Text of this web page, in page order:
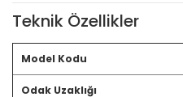
Teknik Özellikler
Model Kodu
Odak Uzaklığı